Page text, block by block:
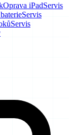
Oprava iPadServis
Servis
Servis